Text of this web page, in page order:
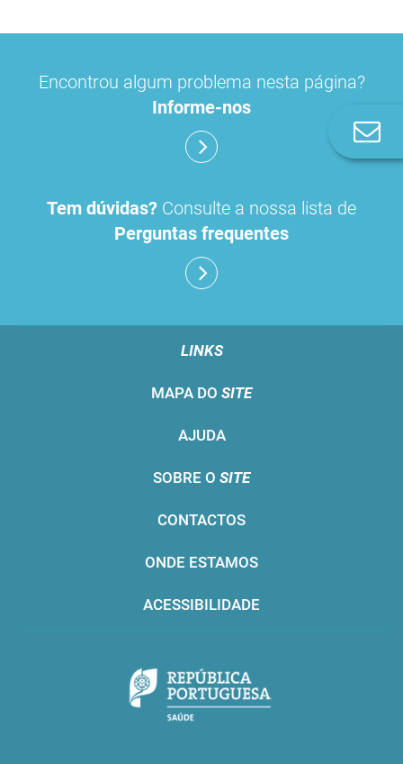
Encontrou algum problema nesta página?
Informe-nos
Tem dúvidas? Consulte a nossa lista de
Perguntas frequentes
LINKS
MAPA DO SITE
AJUDA
SOBRE O SITE
CONTACTOS
ONDE ESTAMOS
ACESSIBILIDADE